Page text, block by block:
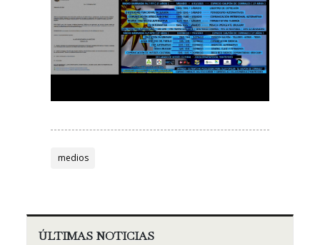
medios
ÚLTIMAS NOTICIAS